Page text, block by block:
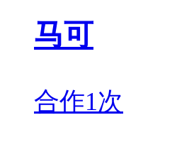
马可
合作1次